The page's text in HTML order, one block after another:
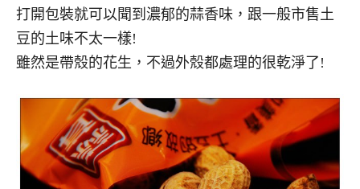
打開包裝就可以聞到濃郁的蒜香味，跟一般市售土
豆的土味不太一樣!
雖然是帶殼的花生，不過外殼都處理的很乾淨了!